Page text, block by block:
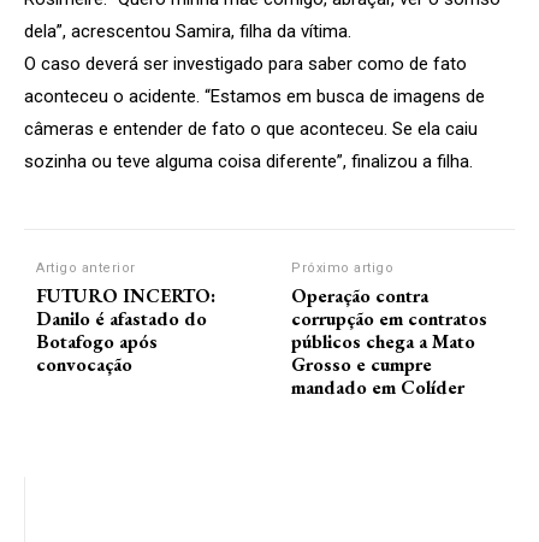
dela”, acrescentou Samira, filha da vítima.
O caso deverá ser investigado para saber como de fato
aconteceu o acidente. “Estamos em busca de imagens de
câmeras e entender de fato o que aconteceu. Se ela caiu
sozinha ou teve alguma coisa diferente”, finalizou a filha.
Artigo anterior
FUTURO INCERTO:
Danilo é afastado do
Botafogo após
convocação
Próximo artigo
Operação contra
corrupção em contratos
públicos chega a Mato
Grosso e cumpre
mandado em Colíder